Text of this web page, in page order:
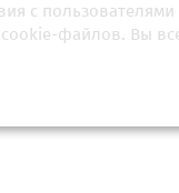
с
файлов. Вы